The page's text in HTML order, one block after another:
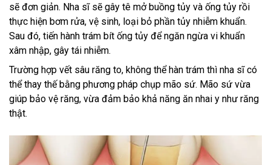
sẽ đơn giản. Nha sĩ sẽ gây tê mở buồng tủy và ống tủy rồi
thực hiện bơm rửa, vệ sinh, loại bỏ phần tủy nhiễm khuẩn.
Sau đó, tiến hành trám bít ống tủy để ngăn ngừa vi khuẩn
xâm nhập, gây tái nhiễm.
Trường hợp vết sâu răng to, không thể hàn trám thì nha sĩ có
thể thay thế bằng phương pháp chụp mão sứ. Mão sứ vừa
giúp bảo vệ răng, vừa đảm bảo khả năng ăn nhai y như răng
thật.